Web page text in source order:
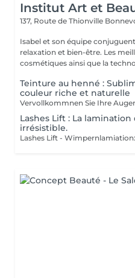
Institut Art et
137, Route de Thionville
Isabel et son équipe
relaxation et bien-être. Les meilleures marques esthétiques et
cosmétiques ainsi que la
Teinture au henné :
couleur riche et naturelle
Lashes Lift : La
irrésistible.